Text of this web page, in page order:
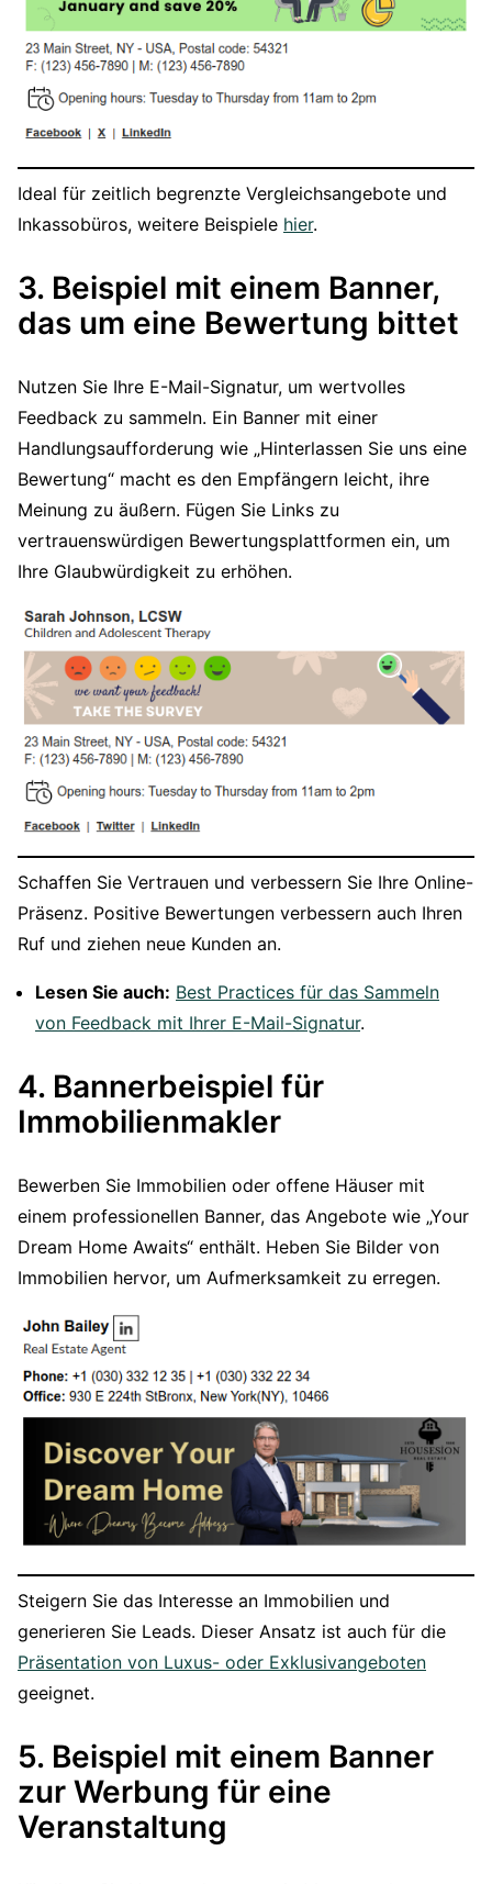
Ideal für zeitlich begrenzte Vergleichsangebote und
Inkassobüros, weitere Beispiele hier.
3. Beispiel mit einem Banner,
das um eine Bewertung bittet
Nutzen Sie Ihre E-Mail-Signatur, um wertvolles
Feedback zu sammeln. Ein Banner mit einer
Handlungsaufforderung wie „Hinterlassen Sie uns eine
Bewertung“ macht es den Empfängern leicht, ihre
Meinung zu äußern. Fügen Sie Links zu
vertrauenswürdigen Bewertungsplattformen ein, um
Ihre Glaubwürdigkeit zu erhöhen.
Schaffen Sie Vertrauen und verbessern Sie Ihre Online-
Präsenz. Positive Bewertungen verbessern auch Ihren
Ruf und ziehen neue Kunden an.
Lesen Sie auch: Best Practices für das Sammeln
von Feedback mit Ihrer E-Mail-Signatur.
4. Bannerbeispiel für
Immobilienmakler
Bewerben Sie Immobilien oder offene Häuser mit
einem professionellen Banner, das Angebote wie „Your
Dream Home Awaits“ enthält. Heben Sie Bilder von
Immobilien hervor, um Aufmerksamkeit zu erregen.
Steigern Sie das Interesse an Immobilien und
generieren Sie Leads. Dieser Ansatz ist auch für die
Präsentation von Luxus- oder Exklusivangeboten
geeignet.
5. Beispiel mit einem Banner
zur Werbung für eine
Veranstaltung